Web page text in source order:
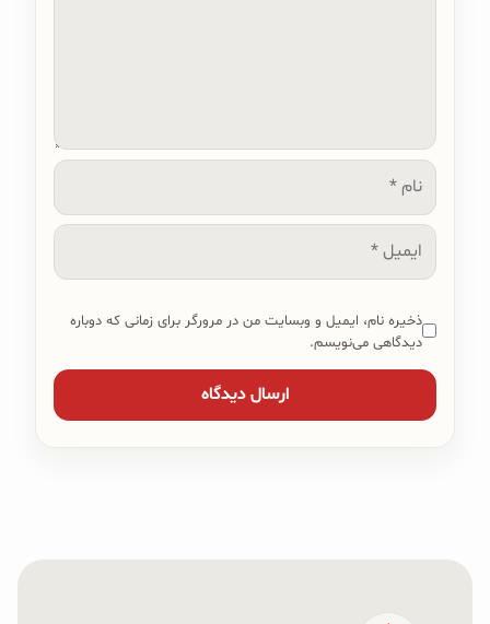
نام
ایمیل
ذخیره نام، ایمیل و وبسایت من در مرورگر برای زمانی که دوباره
دیدگاهی می‌نویسم.